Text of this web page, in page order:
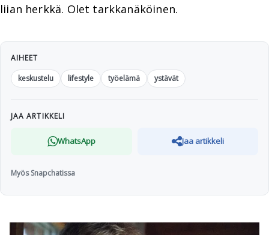
liian herkkä. Olet tarkkanäköinen.
AIHEET
keskustelu
lifestyle työelämä ystävät
JAA ARTIKKELI
WhatsApp Jaa artikkeli
Myös Snapchatissa